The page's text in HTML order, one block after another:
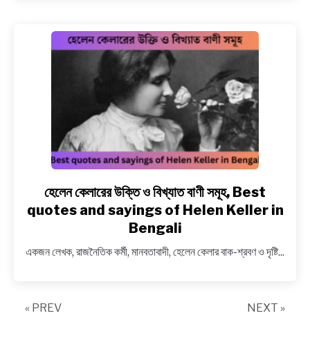
ক্যাপশন,
কবিতা,
Best
quotes,
captions
on
power
in
Bengali
link
to
হেলেন
উক্তি
হেলেন কেলারের উক্তি ও বিখ্যাত বাণী সমূহ, Best
quotes and sayings of Helen Keller in
Bengali
একজন লেখক, রাজনৈতিক কর্মী, মানবতাবাদী, হেলেন কেলার বাক-শ্রবণ ও দৃষ্টি...
« PREV NEXT »